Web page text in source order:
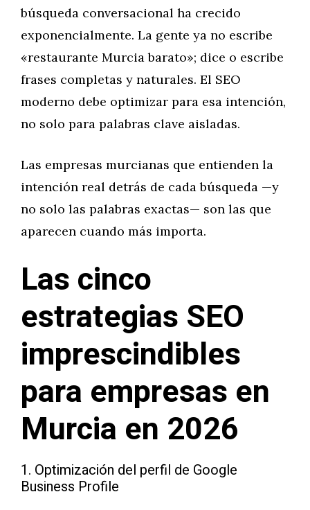
búsqueda conversacional ha crecido
exponencialmente. La gente ya no escribe
«restaurante Murcia barato»; dice o escribe
frases completas y naturales. El SEO
moderno debe optimizar para esa intención,
no solo para palabras clave aisladas.
Las empresas murcianas que entienden la
intención real detrás de cada búsqueda —y
no solo las palabras exactas— son las que
aparecen cuando más importa.
Las cinco
estrategias SEO
imprescindibles
para empresas en
Murcia en 2026
1. Optimización del perfil de Google
Business Profile